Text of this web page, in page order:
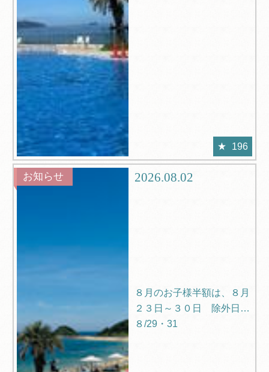
196
お知らせ 2026.08.02
８月のお子様半額は、８月
２３日～３０日 除外日
８/29・31